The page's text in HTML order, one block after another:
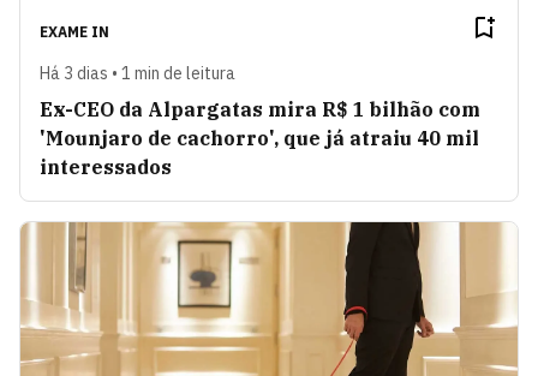
EXAME IN
Há 3 dias • 1 min de leitura
Ex-CEO da Alpargatas mira R$ 1 bilhão com
'Mounjaro de cachorro', que já atraiu 40 mil
interessados